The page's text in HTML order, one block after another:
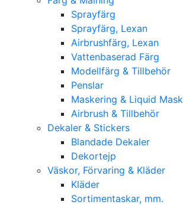
Sprayfärg
Sprayfärg, Lexan
Airbrushfärg, Lexan
Vattenbaserad Färg
Modellfärg & Tillbehör
Penslar
Maskering & Liquid Mask
Airbrush & Tillbehör
Dekaler & Stickers
Blandade Dekaler
Dekortejp
Väskor, Förvaring & Kläder
Kläder
Sortimentaskar, mm.